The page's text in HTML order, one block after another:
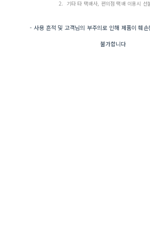
2. 기타 타 택배사, 편의점 택배 이용시 선
- 사용 흔적 및 고객님의 부주의로 인해 제품이 훼
불가합니다